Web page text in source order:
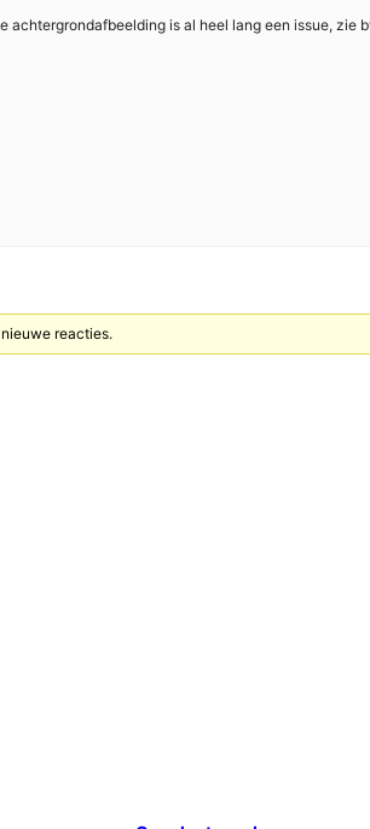
achtergrondafbeelding is al heel lang een issue, zie
reacties.